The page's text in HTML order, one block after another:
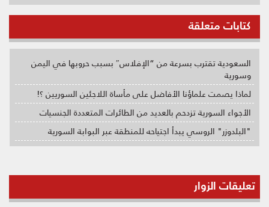
كتابات متعلقة
السعودية تقترب بسرعة من “الإفلاس″ بسبب حروبها في اليمن
وسورية
لماذا يصمت علماؤنا الأفاضل على مأساة اللاجئين السوريين ؟!
الأجواء السورية تزدحم بالعديد من الطائرات المتعددة الجنسيات
"البلدوزر" الروسي يبدأ اجتياحه للمنطقة عبر البوابة السورية
تعليقات الزوار